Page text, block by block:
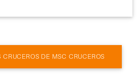
CRUCEROS DE MSC CRUCEROS